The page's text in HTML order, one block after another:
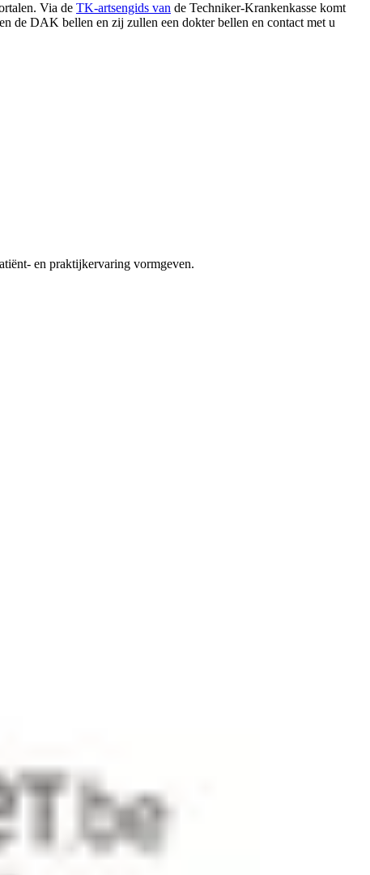
Via de TK-artsengids van de Techniker-Krankenkasse komt
de DAK bellen en zij zullen een dokter bellen en contact met u
en praktijkervaring vormgeven.